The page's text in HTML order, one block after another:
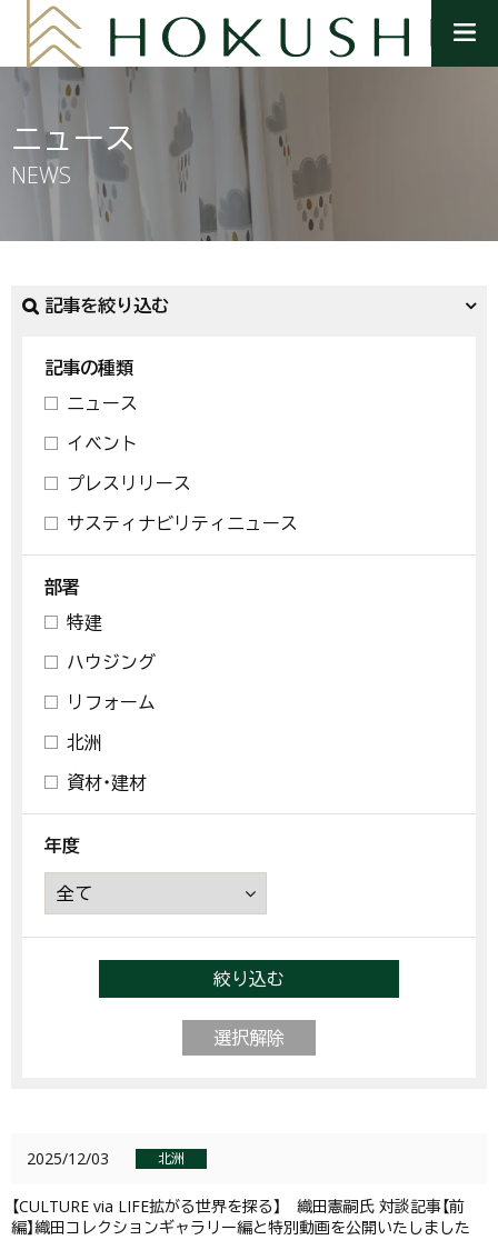
ニ
ニュース
NEWS
記事を絞り込む
記事の種類
ニュース
イベント
プレスリリース
サスティナビリティニュース
部署
特建
ハウジング
リフォーム
北洲
資材・建材
年度
絞り込む
選択解除
2025/12/03 北洲
【CULTURE via LIFE拡がる世界を探る】 織田憲嗣氏 対談記事【前
編】織田コレクションギャラリー編と特別動画を公開いたしました